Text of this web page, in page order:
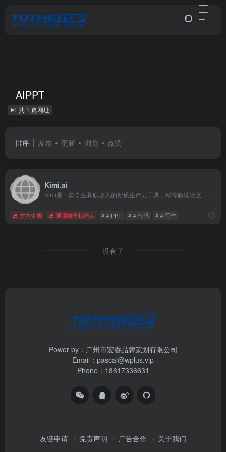
AIPPT
共 1 篇网址
排序 发布 更新 浏览 点赞
Kimi.ai
文本生成 通用聊天机器人 # AIPPT # AI代码 # AI写作
没有了
Power by：广州市宏睿品牌策划有限公司
Email：pascal@wplus.vip
Phone：18617336631
友链申请 免责声明 广告合作 关于我们